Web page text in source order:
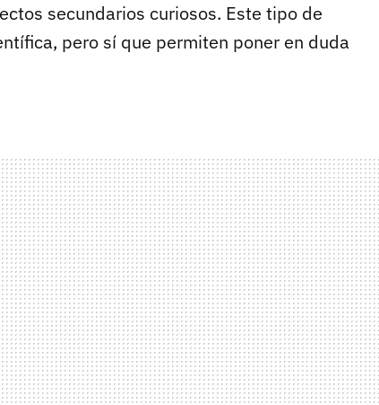
secundarios curiosos. Este tipo de
pero sí que permiten poner en duda